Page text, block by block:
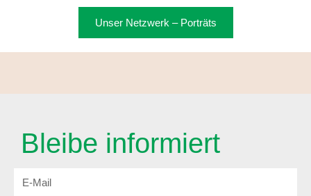
Unser Netzwerk – Porträts
Bleibe informiert